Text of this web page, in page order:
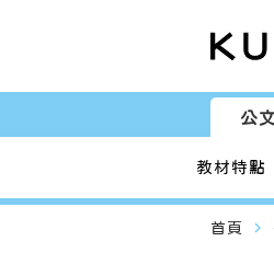
公
教材特點
首頁 navigate_next